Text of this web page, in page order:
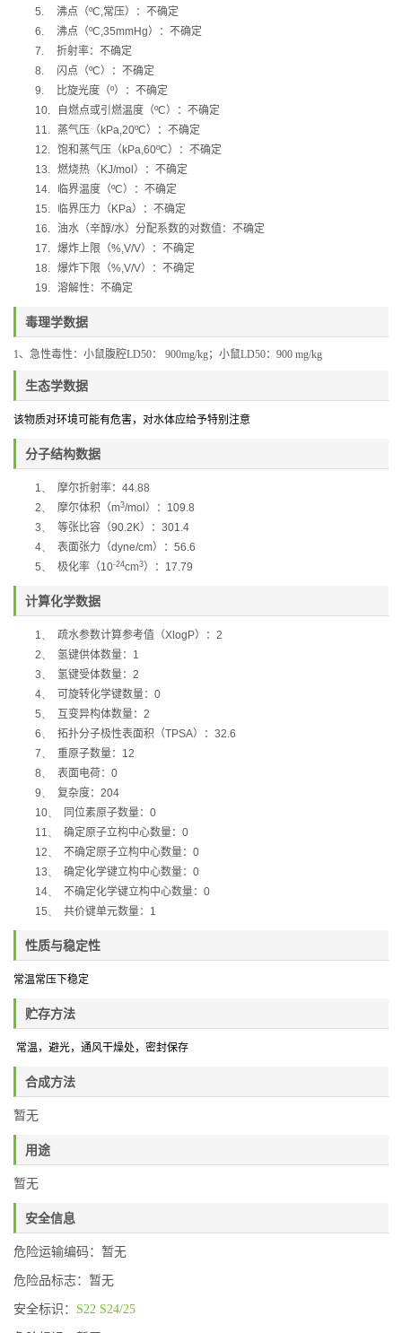
5.
沸点（ºC,常压）：不确定
6.
沸点（ºC,35mmHg）：不确定
7.
折射率：不确定
8.
闪点（ºC）：不确定
9.
比旋光度（º）：不确定
10.
自燃点或引燃温度（ºC）：不确定
11.
蒸气压（ kPa,20ºC）：不确定
12. 饱和蒸气压（ kPa,60ºC）：不确定
13. 燃烧热（ KJ/mol ）：不确定
14.
临界温度（ºC）：不确定
15.
临界压力（ KPa）：不确定
16. 油水（辛醇/水）分配系数的对数值：不确定
17. 爆炸上限（%,V/V）：不确定
18. 爆炸下限（%,V/V）：不确定
19. 溶解性：不确定
毒理学数据
1、 急性毒性： 小鼠腹腔LD50： 900mg/kg；小鼠LD50： 900 mg/kg
生态学数据
该物质对环境可能有危害，对水体应给予特别注意
分子结构数据
1、 摩尔折射率： 44.88
2、
摩尔体积（m3/mol ）： 109.8
3、
等张比容（90.2K）： 301.4
4、
表面张力（dyne/cm）： 56.6
5、
极化率 （10-24cm3）： 17.79
计算化学数据
1、 疏水参数计算参考值（XlogP）： 2
2、
氢键供体数量： 1
3、
氢键受体数量： 2
4、
可旋转化学键数量： 0
5、
互变异构体数量： 2
6、
拓扑分子极性表面积（TPSA）： 32.6
7、
重原子数量： 12
8、
表面电荷： 0
9、
复杂度： 204
10、
同位素原子数量： 0
11、
确定原子立构中心数量： 0
12、
不确定原子立构中心数量： 0
13、
确定化学键立构中心数量： 0
14、
不确定化学键立构中心数量： 0
15、
共价键单元数量： 1
性质与稳定性
常温常压下稳定
贮存方法
常温，避光，通风干燥处 ，密封保存
合成方法
暂无
用途
暂无
安全信息
危险运输编码：暂无
危险品标志：暂无
安全标识： S22 S24/25